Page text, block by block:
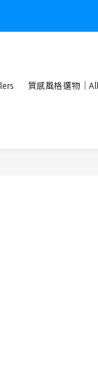
質感風格選物｜